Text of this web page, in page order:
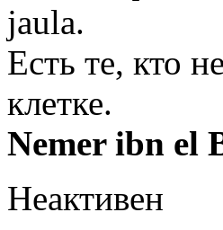
jaula.
Есть те, кто
клетке.
Nemer ibn el
Неактивен